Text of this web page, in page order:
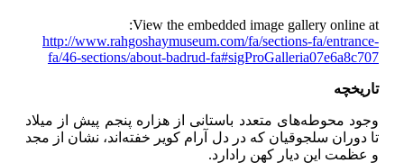
View the embedded image gallery online at:
http://www.rahgoshaymuseum.com/fa/sections-fa/entrance-
fa/46-sections/about-badrud-fa#sigProGalleria07e6a8c707
تاریخچه
وجود محوطه‌های متعدد باستانی از هزاره پنجم پیش از میلاد
تا دوران سلجوقیان كه در دل آرام كویر خفته‌اند، نشان از مجد
و عظمت این دیار كهن رادارد.